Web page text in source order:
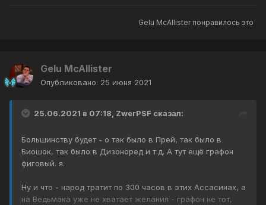
Gelu McAllisterпонравилось это
Gelu McAllister
Опубликовано: 25 июня 2021
25.06.2021 в 07:18, ZwerPSF сказал:
Большинству будет - о так было в Прей, так было в
Биошок, так было в Дизоноред и т.д. А тут ещё графон
фиговый. я.
Ну и что - народ тратит по 300 часов в этих Ассасинах, а
на Ведьмака уже не хватает желания - графон не тот,